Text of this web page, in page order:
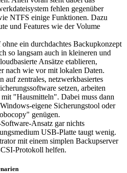
fehlen gegenüber
NTFS einige Funktionen. Dazu
und Features wie der Volume
ein durchdachtes Backupkonzept
so langsam auch in kleineren und
Ansätze etablieren,
nach wie vor mit lokalen Daten.
auf zentrales, netzwerkbasiertes
setzen, arbeiten
"Hausmitteln". Dabei muss dann
eigene Sicherungstool oder
genügen.
Ansatz gar nichts
USB-Platte taugt wenig.
mit einem simplen Backupserver
Protokoll helfen.